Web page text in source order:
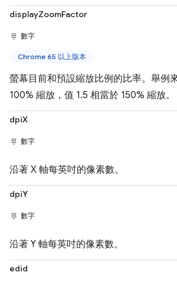
displayZoomFactor
數字
Chrome 65 以上版本
螢幕目前和預設縮放比例的比率。舉例
100% 縮放，值 1.5 相當於 150% 縮放。
dpiX
數字
沿著 X 軸每英吋的像素數。
dpiY
數字
沿著 Y 軸每英吋的像素數。
edid